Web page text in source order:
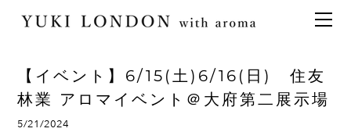
【イベント】6/15(土)6/16(日) 住友
林業 アロマイベント＠大府第二展示場
5/21/2024
最新情報
メディア情報
イベント情報
アロマイベント／講習会
イベント
天然アロマ講座
アロマ空間デザイン
アロマ空間導入の目的・メリット
お問い合わせ